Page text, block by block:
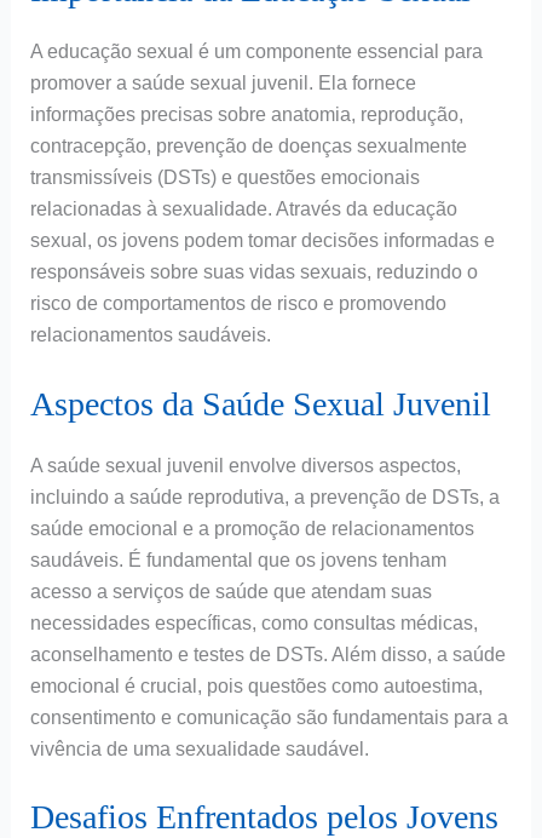
A educação sexual é um componente essencial para
promover a saúde sexual juvenil. Ela fornece
informações precisas sobre anatomia, reprodução,
contracepção, prevenção de doenças sexualmente
transmissíveis (DSTs) e questões emocionais
relacionadas à sexualidade. Através da educação
sexual, os jovens podem tomar decisões informadas e
responsáveis sobre suas vidas sexuais, reduzindo o
risco de comportamentos de risco e promovendo
relacionamentos saudáveis.
Aspectos da Saúde Sexual Juvenil
A saúde sexual juvenil envolve diversos aspectos,
incluindo a saúde reprodutiva, a prevenção de DSTs, a
saúde emocional e a promoção de relacionamentos
saudáveis. É fundamental que os jovens tenham
acesso a serviços de saúde que atendam suas
necessidades específicas, como consultas médicas,
aconselhamento e testes de DSTs. Além disso, a saúde
emocional é crucial, pois questões como autoestima,
consentimento e comunicação são fundamentais para a
vivência de uma sexualidade saudável.
Desafios Enfrentados pelos Jovens